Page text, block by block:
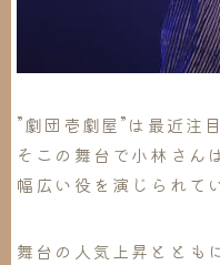
”劇団壱劇屋”は最近注
そこの舞台で小林さん
幅広い役を演じられて
舞台の人気上昇ととも